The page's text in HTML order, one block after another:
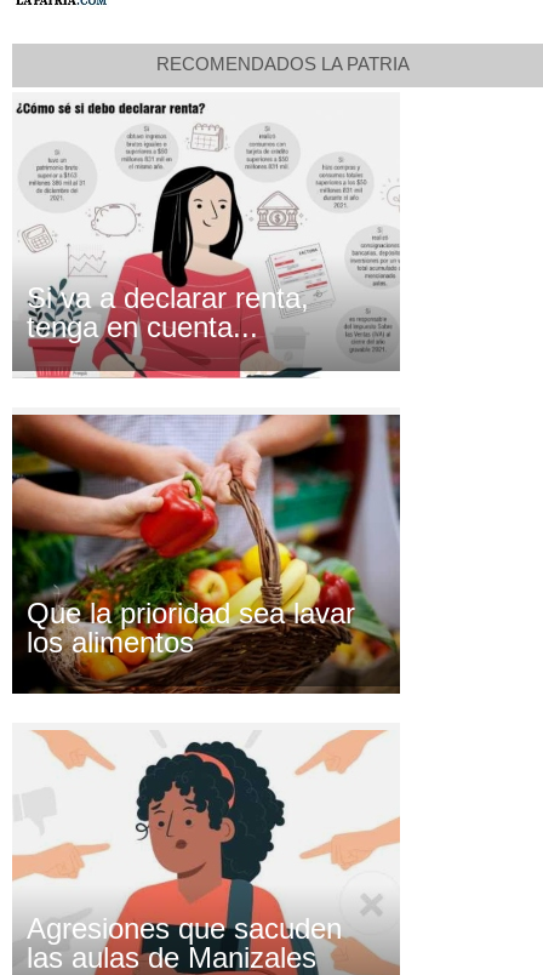
RECOMENDADOS LA PATRIA
Si va a declarar renta,
tenga en cuenta...
Que la prioridad sea lavar
los alimentos
Agresiones que sacuden
las aulas de Manizales